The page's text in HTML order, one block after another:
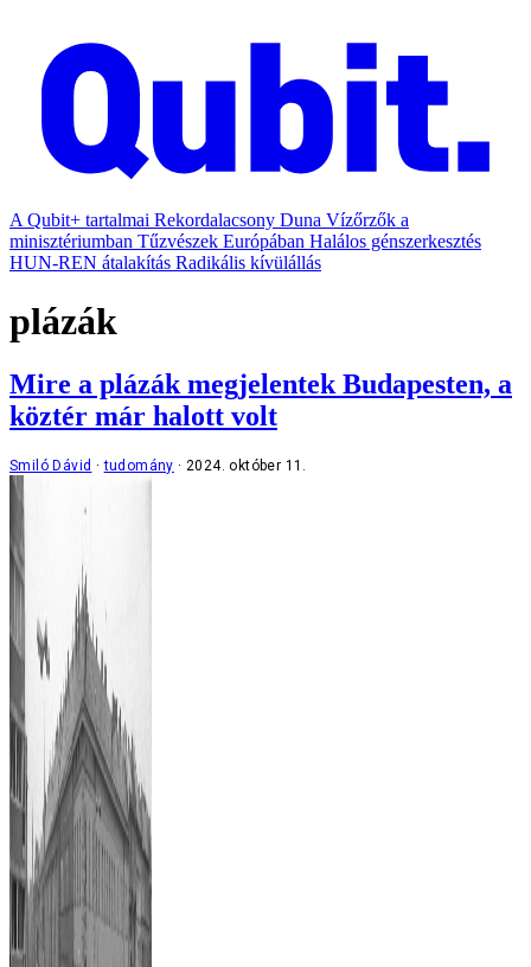
A Qubit+ tartalmai Rekordalacsony Duna Vízőrzők a
minisztériumban Tűzvészek Európában Halálos génszerkesztés
HUN-REN átalakítás Radikális kívülállás
plázák
Mire a plázák megjelentek Budapesten, a
köztér már halott volt
Smiló Dávid tudomány 2024. október 11.